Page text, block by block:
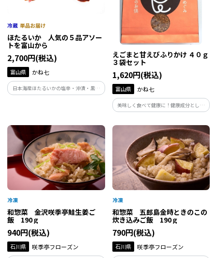
ほたるいか 人気の５品アソー
トを富山から
2,700円(税込)
富山県 かね七
日本海産ほたるいかの塩辛・沖漬・黒作
り・粕漬・醤油漬わさび風味が各１袋、
えごまと甘えびふりかけ ４０ｇ
３袋セット
1,620円(税込)
富山県 かね七
美味しく食べて健康に！健康成分として
注目されるαｰリノレン酸がたっぷりの富
合わせた風味豊かなふりかけを、薬都・
富山からお届けします。
和惣菜 金沢咲季亭鮭生姜ご
飯 190ｇ
940円(税込)
石川県 咲季亭フローズン
和惣菜 五郎島金時ときのこの
炊き込みご飯 190ｇ
790円(税込)
石川県 咲季亭フローズン